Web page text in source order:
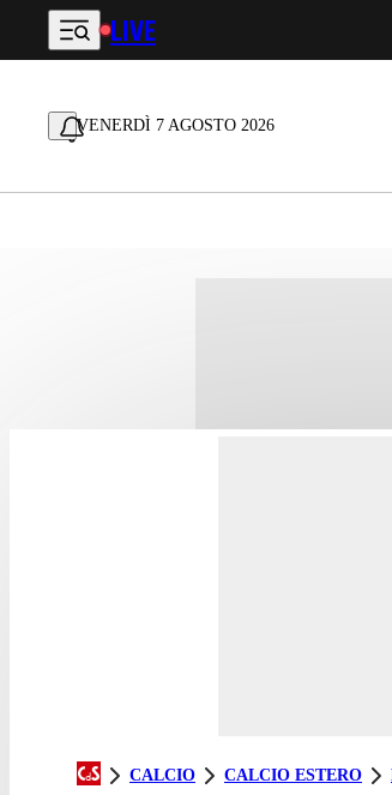
Vai al contenuto principale
LIVE
VENERDÌ 7 AGOSTO 2026
CALCIO CALCIO ESTERO